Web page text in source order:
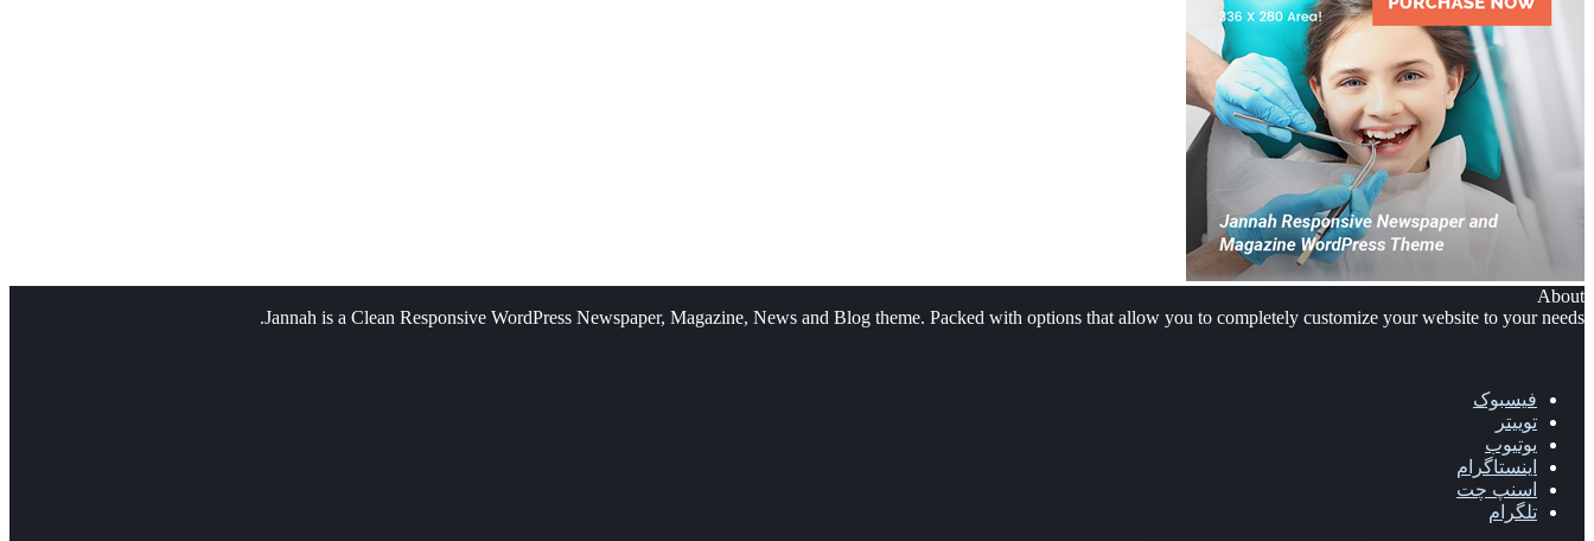
About
Jannah is a Clean Responsive WordPress Newspaper, Magazine, News and Blog theme. Packed with options that allow you to completely customize your website to your needs.
فیسبوک
توییتر
یوتیوب
اینستاگرام
اسنپ چت
تلگرام